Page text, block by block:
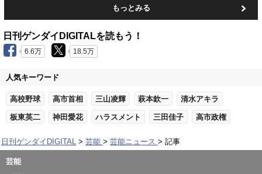
もっとみる
日刊ゲンダイDIGITALを読もう！
6.6万 18.5万
人気キーワード
高校野球 高市首相 三山凌輝 萩本欽一 清水アキラ
板東英二 神田愛花 ハラスメント 三田佳子 高市政権
日刊ゲンダイDIGITAL 芸能 芸能ニュース 記事
芸能